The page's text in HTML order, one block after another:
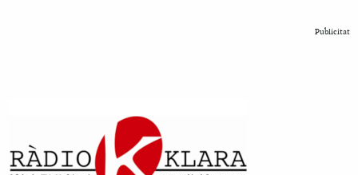
Publicitat